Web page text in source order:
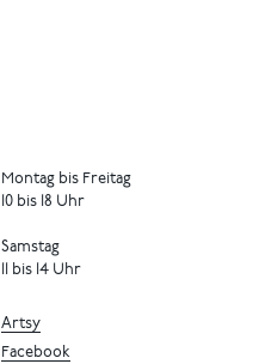
Montag bis Freitag
10 bis 18 Uhr
Samstag
11 bis 14 Uhr
Artsy
Facebook